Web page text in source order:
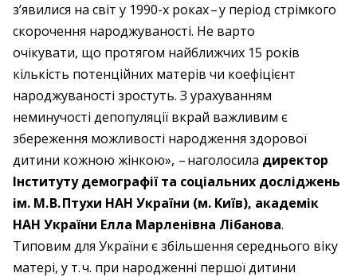
з’явилися на світ у 1990-х роках – ​у період стрімкого
скорочення народжуваності. Не варто
очікувати, що протягом найближчих 15 років
кількість потенційних матерів чи коефіцієнт
народжуваності зростуть. З урахуванням
неминучості депопуляції вкрай важливим є
збереження можливості народження здорової
дитини кожною жінкою», – ​наголосила директор
Інституту демографії та соціальних досліджень
ім. М. В. Птухи НАН України (м. Київ), академік
НАН України Елла Марленівна Лібанова.
Типовим для України є збільшення середнього віку
матері, у т. ч. при народженні першої дитини